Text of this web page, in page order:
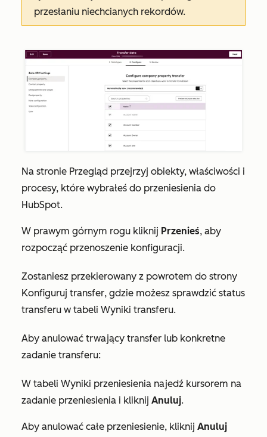
przesłaniu niechcianych rekordów.
Na stronie Przegląd przejrzyj obiekty, właściwości i
procesy, które wybrałeś do przeniesienia do
HubSpot.
W prawym górnym rogu kliknij Przenieś, aby
rozpocząć przenoszenie konfiguracji.
Zostaniesz przekierowany z powrotem do strony
Konfiguruj transfer, gdzie możesz sprawdzić status
transferu w tabeli Wyniki transferu.
Aby anulować trwający transfer lub konkretne
zadanie transferu:
W tabeli Wyniki przeniesienia najedź kursorem na
zadanie przeniesienia i kliknij Anuluj.
Aby anulować całe przeniesienie, kliknij Anuluj